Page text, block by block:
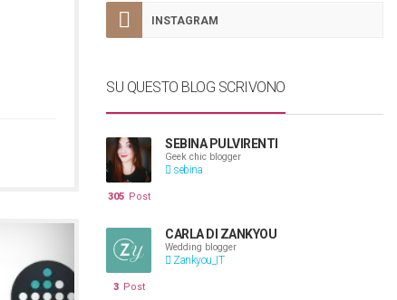
INSTAGRAM
SU QUESTO BLOG SCRIVONO
SEBINA PULVIRENTI
Geek chic blogger
sebina
305 Post
CARLA DI ZANKYOU
Wedding blogger
Zankyou_IT
3 Post